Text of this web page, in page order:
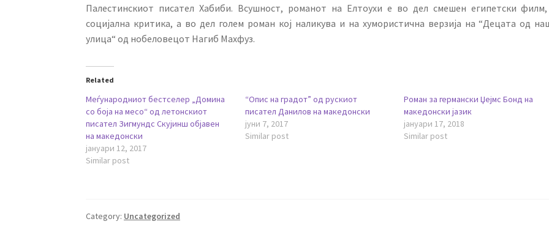
Палестинскиот писател Хабиби. Всушност, романот на Елтоухи е во дел смешен египетски
социјална критика, а во дел голем роман кој наликува и на хумористична верзија на “Децата од
улица“ од нобеловецот Нагиб Махфуз.
Related
Меѓународниот бестселер „Домина
со боја на месо“ од летонскиот
писател Зигмундс Скујинш објавен
на македонски
јануари 12, 2017
Similar post
“Опис на градот” од рускиот
писател Данилов на македонски
јуни 7, 2017
Similar post
Роман за германски Џејмс Бонд на
македонски јазик
јануари 17, 2018
Similar post
Category: Uncategorized